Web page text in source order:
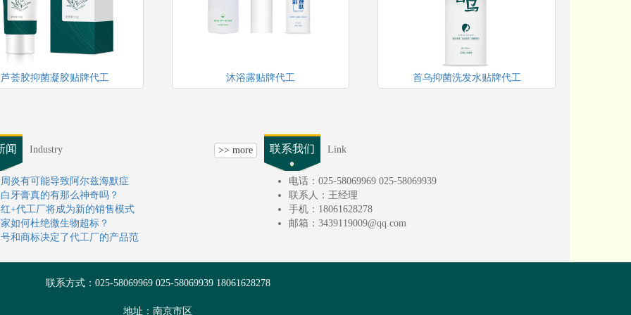
芦荟胶抑菌凝胶贴牌代工 沐浴露贴牌代工 首乌抑菌洗发水贴牌代工
闻 Industry >> more
炎有可能导致阿尔兹海默症
牙膏真的有那么神奇吗？
+代工厂将成为新的销售模式
如何杜绝微生物超标？
和商标决定了代工厂的产品范
联系我们 Link
电话：025-58069969 025-58069939
联系人：王经理
手机：18061628278
邮箱：3439119009@qq.com
联系方式：025-58069969 025-58069939 18061628278
地址：南京市区